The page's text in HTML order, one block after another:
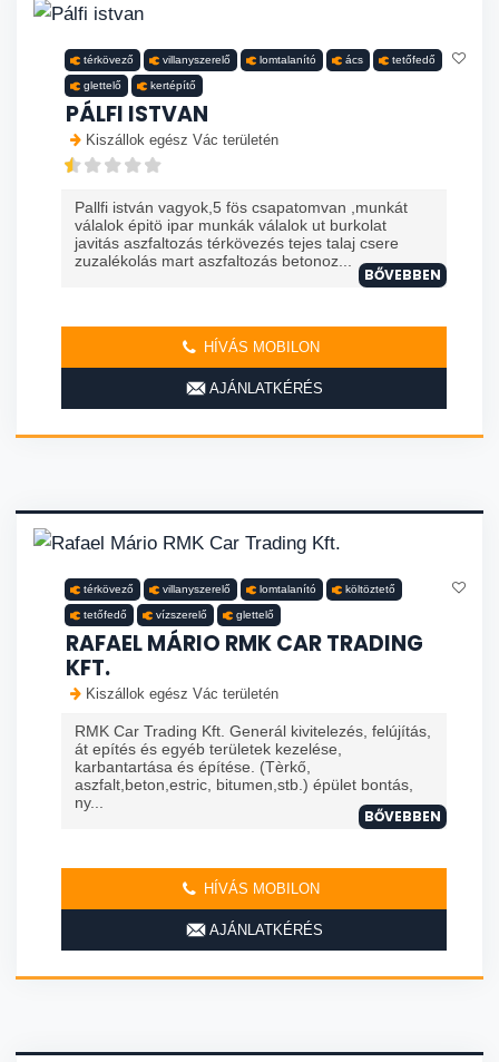
térkövező villanyszerelő lomtalanító ács tetőfedő
glettelő kertépítő
PÁLFI ISTVAN
Kiszállok egész Vác területén
Pallfi istván vagyok,5 fös csapatomvan ,munkát
válalok épitö ipar munkák válalok ut burkolat
javitás aszfaltozás térkövezés tejes talaj csere
zuzalékolás mart aszfaltozás betonoz...
BŐVEBBEN
HÍVÁS MOBILON
AJÁNLATKÉRÉS
térkövező villanyszerelő lomtalanító költöztető
tetőfedő vízszerelő glettelő
RAFAEL MÁRIO RMK CAR TRADING
KFT.
Kiszállok egész Vác területén
RMK Car Trading Kft. Generál kivitelezés, felújítás,
át epítés és egyéb területek kezelése,
karbantartása és építése. (Tèrkő,
aszfalt,beton,estric, bitumen,stb.) épület bontás,
ny...
BŐVEBBEN
HÍVÁS MOBILON
AJÁNLATKÉRÉS